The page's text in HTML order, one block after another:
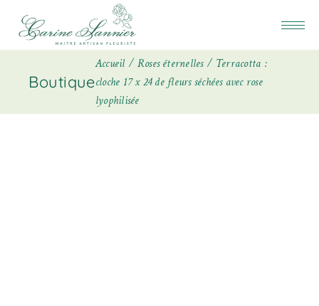
Boutique
Accueil Roses éternelles
Terracotta :
cloche 17 x 24 de fleurs séchées avec rose
lyophilisée